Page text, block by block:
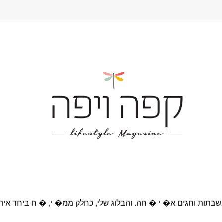
וחגים א� י � חה. והבלוג שלי, כחלק ממ� י, � ח ביחד